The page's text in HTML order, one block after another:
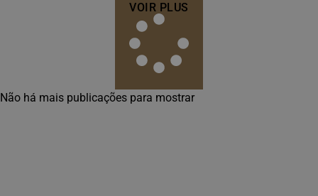
VOIR PLUS
Não há mais publicações para mostrar